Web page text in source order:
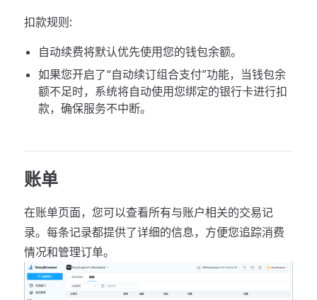
扣款规则:
自动续费将默认优先使用您的钱包余额。
如果您开启了“自动续订组合支付”功能，当钱包余
额不足时，系统将自动使用您绑定的银行卡进行扣
款，确保服务不中断。
账单
在账单页面，您可以查看所有与账户相关的交易记
录。每条记录都提供了详细的信息，方便您追踪消费
情况和管理订单。